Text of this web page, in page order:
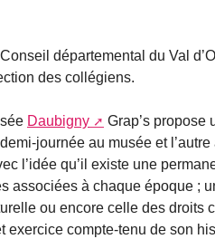
départemental du Val
des collégiens.
Daubigny
Grap’s propose
journée au musée et
l’idée qu’il existe une
associées à chaque époque ;
ou encore celle des droits
exercice compte-tenu de son